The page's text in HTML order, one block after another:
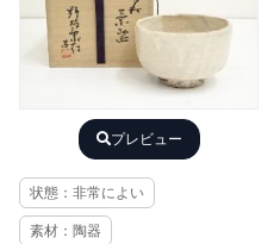
プレビュー
状態：非常によい
素材：陶器